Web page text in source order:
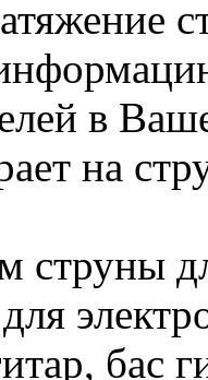
в
на
струны
бас